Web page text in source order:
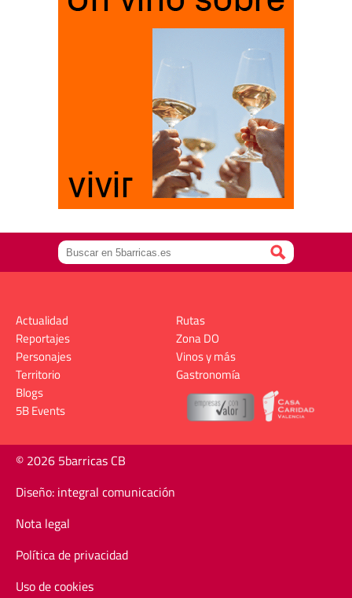
Actualidad
Reportajes
Personajes
Territorio
Rutas
Zona DO
Vinos y más
Gastronomía
Blogs
5B Events
© 2026 5barricas CB
Diseño: integral comunicación
Nota legal
Política de privacidad
Uso de cookies